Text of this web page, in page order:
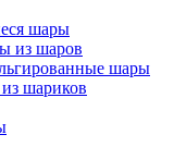
шары
из шаров
шары
шариков